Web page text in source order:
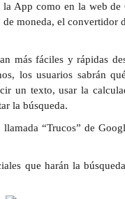
App como en la web
moneda, el convertidor
más fáciles y rápidas
los usuarios sabrán
un texto, usar la
la búsqueda.
“Trucos” de
que harán la